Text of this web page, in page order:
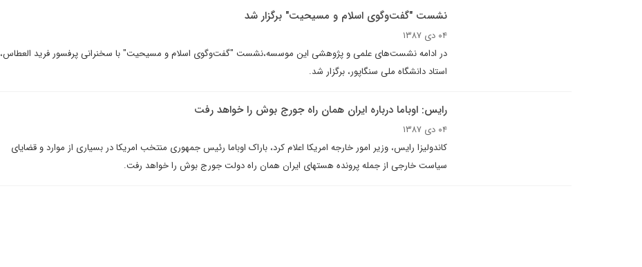
نشست "گفت‌وگوی اسلام و مسیحیت" برگزار شد
۰۴ دی ۱۳۸۷
در ادامه نشست‌های علمی و پژوهشی این موسسه،نشست "گفت‌وگوی اسلام و مسیحیت" با سخنرانی پرفسور فرید العطاس،
استاد دانشگاه ملی سنگاپور، برگزار شد.
رايس: اوباما درباره ايران همان راه جورج بوش را خواهد رفت
۰۴ دی ۱۳۸۷
کاندولیزا رایس، وزیر امور خارجه امریکا اعلام کرد، باراک اوباما رئیس جمهوری منتخب امریکا در بسیاری از موارد و قضایای
سیاست خارجی از جمله پرونده هسته­ای ایران همان راه دولت جورج بوش را خواهد رفت.